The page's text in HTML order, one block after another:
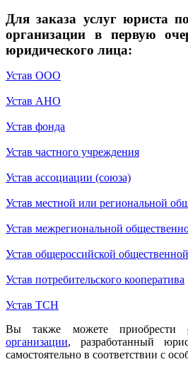
Для заказа услуг юриста
организации в первую
юридического лица:
Устав ООО
Устав АНО
Устав фонда
Устав частного учреждения
Устав ассоциации (союза)
Устав местной или региональной
Устав межрегиональной
Устав общероссийской
Устав потребительского кооператива
Устав ТСН
Вы также можете приобрести
организации, разработанный
самостоятельно в соответствии с